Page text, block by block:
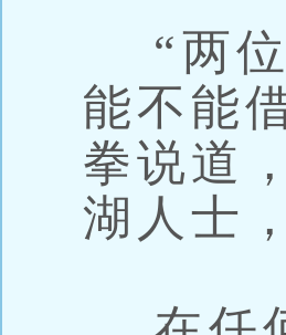
“两位
能不能
拳说道
湖人士